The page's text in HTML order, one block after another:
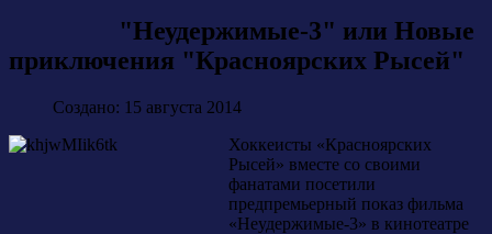
"Неудержимые-3" или Новые
приключения "Красноярских Рысей"
Создано: 15 августа 2014
Хоккеисты «Красноярских
Рысей» вместе со своими
фанатами посетили
предпремьерный показ фильма
«Неудержимые-3» в кинотеатре